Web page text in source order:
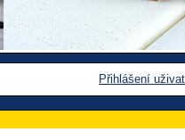
Přihlášení